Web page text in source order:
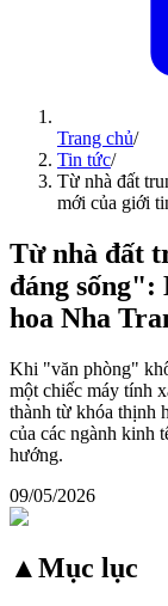
Trang chủ/
Tin tức/
Từ nhà đất
mới của giới
Từ nhà đất
đáng
hoa Nha
​Khi "văn phòng"
một chiếc máy tính
thành từ khóa thịnh
của các ngành kinh
hướng.
09/05/2026
▲Mục lục